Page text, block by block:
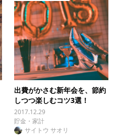
出費がかさむ新年会を、節約
しつつ楽しむコツ3選！
2017.12.29
貯金・家計
サイトウ サオリ